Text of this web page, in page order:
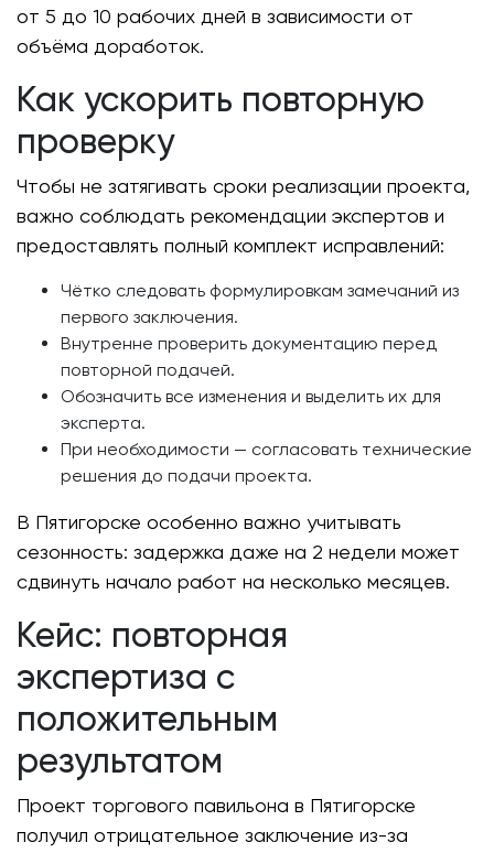
от 5 до 10 рабочих дней в зависимости от
объёма доработок.
Как ускорить повторную
проверку
Чтобы не затягивать сроки реализации проекта,
важно соблюдать рекомендации экспертов и
предоставлять полный комплект исправлений:
Чётко следовать формулировкам замечаний из
первого заключения.
Внутренне проверить документацию перед
повторной подачей.
Обозначить все изменения и выделить их для
эксперта.
При необходимости — согласовать технические
решения до подачи проекта.
В Пятигорске особенно важно учитывать
сезонность: задержка даже на 2 недели может
сдвинуть начало работ на несколько месяцев.
Кейс: повторная
экспертиза с
положительным
результатом
Проект торгового павильона в Пятигорске
получил отрицательное заключение из-за